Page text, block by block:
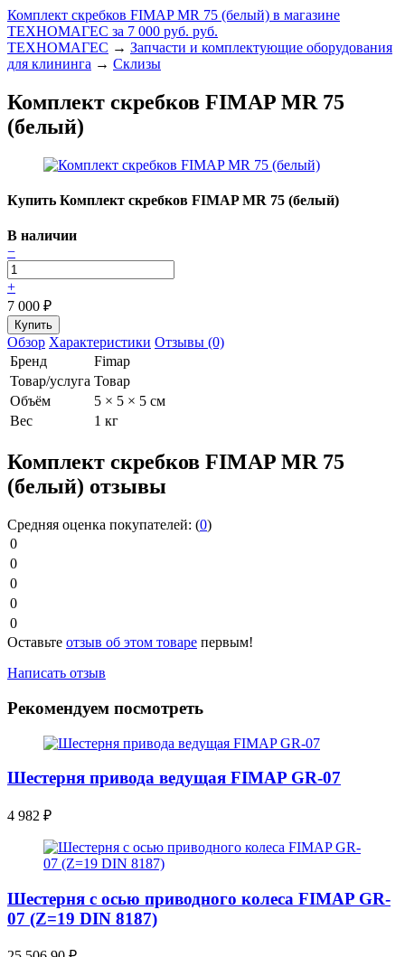
Комплект скребков FIMAP MR 75 (белый) в магазине
ТЕХНОМАГЕС за 7 000 руб. руб.
ТЕХНОМАГЕС → Запчасти и комплектующие оборудования
для клининга → Склизы
Комплект скребков FIMAP MR 75
(белый)
Купить Комплект скребков FIMAP MR 75 (белый)
В наличии
−
+
7 000 ₽
Обзор Характеристики Отзывы (0)
Бренд
Fimap
Товар/услуга Товар
Объём
5 × 5 × 5 см
Вес
1 кг
Комплект скребков FIMAP MR 75
(белый) отзывы
Средняя оценка покупателей: (0)
0
0
0
0
0
Оставьте отзыв об этом товаре первым!
Написать отзыв
Рекомендуем посмотреть
Шестерня привода ведущая FIMAP GR-07
4 982 ₽
Шестерня с осью приводного колеса FIMAP GR-
07 (Z=19 DIN 8187)